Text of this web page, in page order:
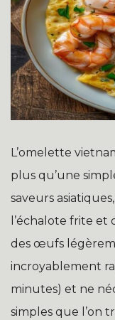
L’omelette
plus qu’une
saveurs
l’échalote frite et
des œufs
incroyablement
minutes) et ne
simples que l’on